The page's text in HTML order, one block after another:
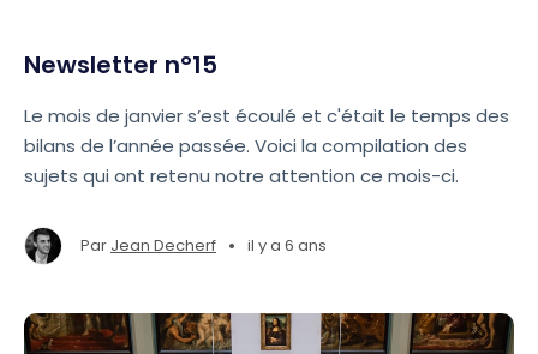
Newsletter n°15
Le mois de janvier s’est écoulé et c'était le temps des
bilans de l’année passée. Voici la compilation des
sujets qui ont retenu notre attention ce mois-ci.
Par Jean Decherf • il y a 6 ans